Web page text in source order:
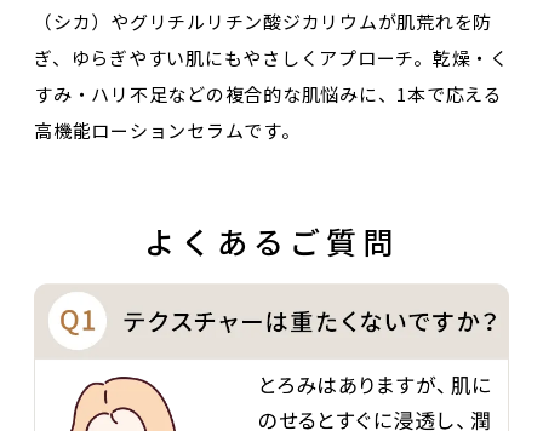
（シカ）やグリチルリチン酸ジカリウムが肌荒れを防
ぎ、ゆらぎやすい肌にもやさしくアプローチ。乾燥・く
すみ・ハリ不足などの複合的な肌悩みに、1本で応える
高機能ローションセラムです。
よくあるご質問